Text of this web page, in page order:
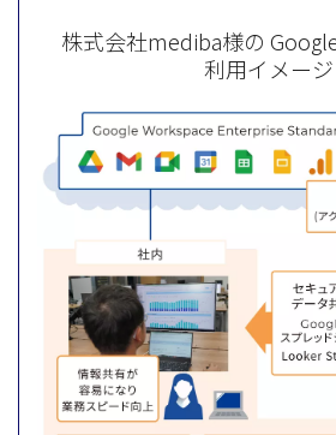
株式会社mediba様の
利用イメージ